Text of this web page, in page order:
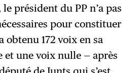
président du PP n’a pas
pour constituer
obtenu 172 voix en sa
et une voix nulle — après